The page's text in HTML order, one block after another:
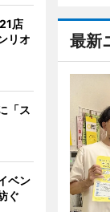
最新
店
リオ
「ス
ベン
ぐ